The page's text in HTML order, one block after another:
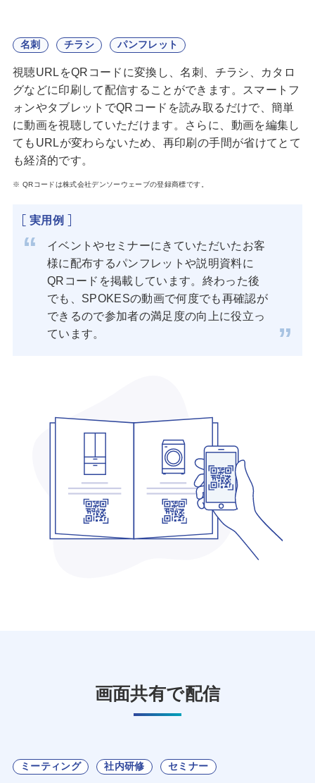
名刺 チラシ パンフレット
視聴URLをQRコードに変換し、名刺、チラシ、カタロ
グなどに印刷して配信することができます。スマートフ
ォンやタブレットでQRコードを読み取るだけで、簡単
に動画を視聴していただけます。さらに、動画を編集し
てもURLが変わらないため、再印刷の手間が省けてとて
も経済的です。
QRコードは株式会社デンソーウェーブの登録商標です。
実用例
イベントやセミナーにきていただいたお客
様に配布するパンフレットや説明資料に
QRコードを掲載しています。終わった後
でも、SPOKESの動画で何度でも再確認が
できるので参加者の満足度の向上に役立っ
ています。
画面共有で配信
ミーティング 社内研修 セミナー